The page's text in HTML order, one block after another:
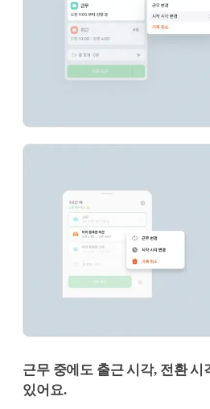
근무 중에도 출근 시각, 전환
있어요.